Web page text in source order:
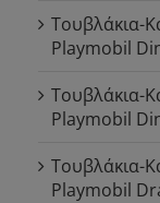
Τουβλάκια-
Playmobil
Τουβλάκια-
Playmobil
Τουβλάκια-
Playmobil